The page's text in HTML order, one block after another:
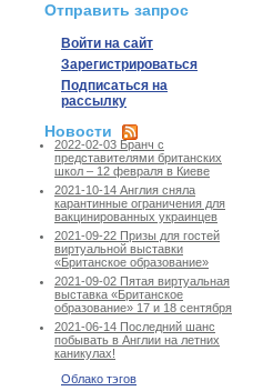
Отправить запрос
Войти на сайт
Зарегистрироваться
Подписаться на
рассылку
Новости
2022-02-03 Бранч с
представителями британских
школ – 12 февраля в Киеве
2021-10-14 Англия сняла
карантинные ограничения для
вакцинированных украинцев
2021-09-22 Призы для гостей
виртуальной выставки
«Британское образование»
2021-09-02 Пятая виртуальная
выставка «Британское
образование» 17 и 18 сентября
2021-06-14 Последний шанс
побывать в Англии на летних
каникулах!
Облако тэгов